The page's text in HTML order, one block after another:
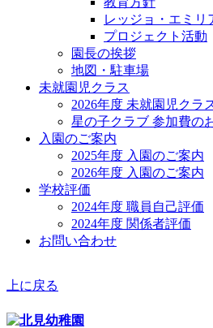
レッジョ・エミリ
プロジェクト活動
園長の挨拶
地図・駐車場
未就園児クラス
2026年度 未就園児クラ
星の子クラブ 参加費の
入園のご案内
2025年度 入園のご案内
2026年度 入園のご案内
学校評価
2024年度 職員自己評価
2024年度 関係者評価
お問い合わせ
上に戻る